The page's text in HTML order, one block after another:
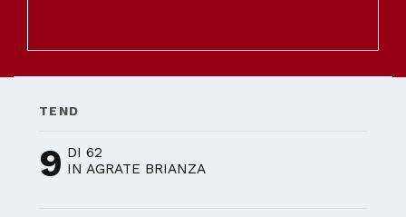
TEND
9 DI 62
IN AGRATE BRIANZA